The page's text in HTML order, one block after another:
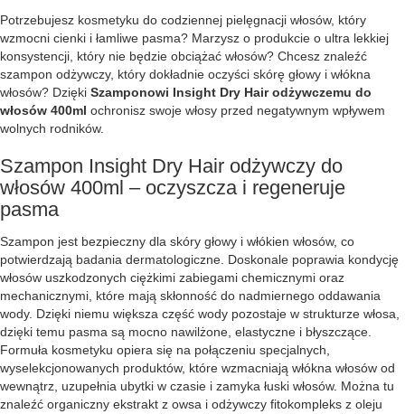
Potrzebujesz kosmetyku do codziennej pielęgnacji włosów, który
wzmocni cienki i łamliwe pasma? Marzysz o produkcie o ultra lekkiej
konsystencji, który nie będzie obciążać włosów? Chcesz znaleźć
szampon odżywczy, który dokładnie oczyści skórę głowy i włókna
włosów? Dzięki Szamponowi Insight Dry Hair odżywczemu do
włosów 400ml ochronisz swoje włosy przed negatywnym wpływem
wolnych rodników.
Szampon Insight Dry Hair odżywczy do
włosów 400ml – oczyszcza i regeneruje
pasma
Szampon jest bezpieczny dla skóry głowy i włókien włosów, co
potwierdzają badania dermatologiczne. Doskonale poprawia kondycję
włosów uszkodzonych ciężkimi zabiegami chemicznymi oraz
mechanicznymi, które mają skłonność do nadmiernego oddawania
wody. Dzięki niemu większa część wody pozostaje w strukturze włosa,
dzięki temu pasma są mocno nawilżone, elastyczne i błyszczące.
Formuła kosmetyku opiera się na połączeniu specjalnych,
wyselekcjonowanych produktów, które wzmacniają włókna włosów od
wewnątrz, uzupełnia ubytki w czasie i zamyka łuski włosów. Można tu
znaleźć organiczny ekstrakt z owsa i odżywczy fitokompleks z oleju